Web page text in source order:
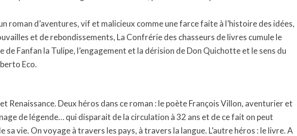
roman d’aventures, vif et malicieux comme une farce faite à l’histoire des idées,
et de rebondissements, La Confrérie des chasseurs de livres cumule le
de Fanfan la Tulipe, l’engagement et la dérision de Don Quichotte et le sens du
Eco.
Renaissance. Deux héros dans ce roman : le poète François Villon, aventurier et
de légende… qui disparait de la circulation à 32 ans et de ce fait on peut
sa vie. On voyage à travers les pays, à travers la langue. L’autre héros : le livre. A